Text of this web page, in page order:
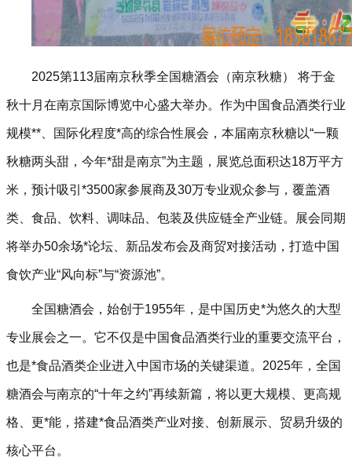
2025第113届南京秋季全国糖酒会（南京秋糖） 将于金
秋十月在南京国际博览中心盛大举办。作为中国食品酒类行业
规模**、国际化程度*高的综合性展会，本届南京秋糖以“一颗
秋糖两头甜，今年*甜是南京”为主题，展览总面积达18万平方
米，预计吸引*3500家参展商及30万专业观众参与，覆盖酒
类、食品、饮料、调味品、包装及供应链全产业链。展会同期
将举办50余场*论坛、新品发布会及商贸对接活动，打造中国
食饮产业“风向标”与“资源池”。
全国糖酒会，始创于1955年，是中国历史*为悠久的大型
专业展会之一。它不仅是中国食品酒类行业的重要交流平台，
也是*食品酒类企业进入中国市场的关键渠道。2025年，全国
糖酒会与南京的“十年之约”再续新篇，将以更大规模、更高规
格、更*能，搭建*食品酒类产业对接、创新展示、贸易升级的
核心平台。